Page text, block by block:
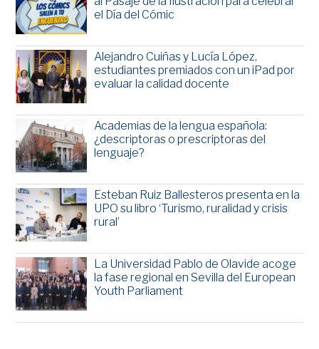
el Día del Cómic
Alejandro Cuiñas y Lucía López,
estudiantes premiados con un iPad por
evaluar la calidad docente
Academias de la lengua española:
¿descriptoras o prescriptoras del
lenguaje?
Esteban Ruiz Ballesteros presenta en la
UPO su libro ‘Turismo, ruralidad y crisis
rural’
La Universidad Pablo de Olavide acoge
la fase regional en Sevilla del European
Youth Parliament